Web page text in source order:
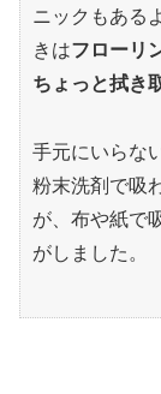
ニックもある
きはフローリ
ちょっと拭き
手元にいらな
粉末洗剤で吸
が、布や紙で
がしました。